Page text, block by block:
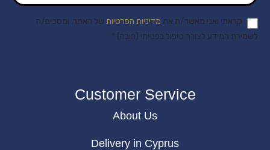
קראתי ואני מאשר/ת את מדיניות הפרטיות של האתר, ומסכים/ה
לשמירת המידע לצורך טיפול בפנייתי (חובה) *
Customer Service
About Us
Delivery in Cyprus